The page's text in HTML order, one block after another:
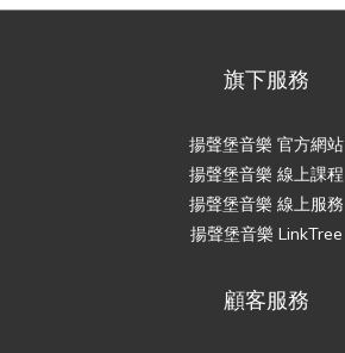
旗下服務
揚聲堡音樂 官方網站
揚聲堡音樂 線上課程
揚聲堡音樂 線上服務
揚聲堡音樂 LinkTree
顧客服務